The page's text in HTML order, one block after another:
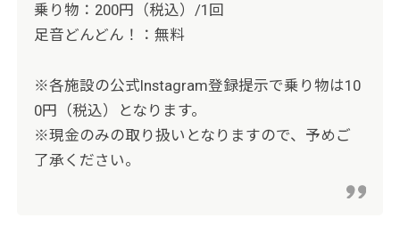
乗り物：200円（税込）/1回
足音どんどん！：無料
※各施設の公式Instagram登録提示で乗り物は10
0円（税込）となります。
※現金のみの取り扱いとなりますので、予めご
了承ください。